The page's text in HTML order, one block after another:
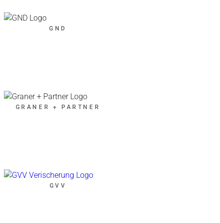
GND
GRANER + PARTNER
GVV